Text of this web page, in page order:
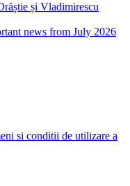
și Vladimirescu
news from July 2026
si conditii de utilizare a